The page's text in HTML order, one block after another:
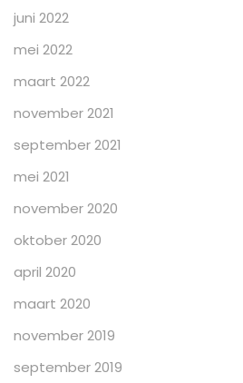
juni 2022
mei 2022
maart 2022
november 2021
september 2021
mei 2021
november 2020
oktober 2020
april 2020
maart 2020
november 2019
september 2019